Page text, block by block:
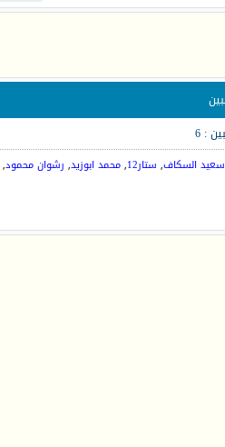
: 6
السكاف, ستار12 ,محمد ابوزيد, رشوان محمود,